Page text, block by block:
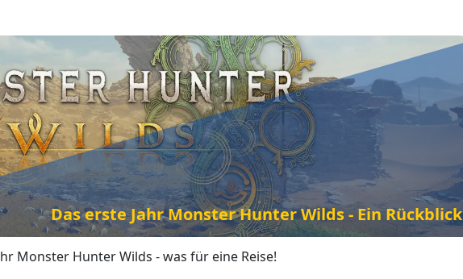
Das erste Jahr Monster Hunter Wilds - Ein Rückblick
Monster Hunter Wilds - was für eine Reise!